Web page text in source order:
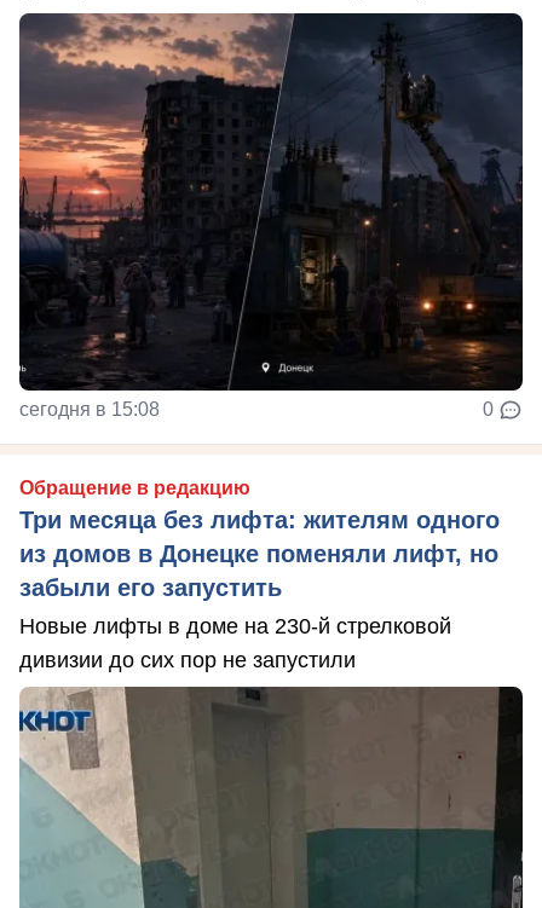
сегодня в 15:08 0
Обращение в редакцию
Три месяца без лифта: жителям одного
из домов в Донецке поменяли лифт, но
забыли его запустить
Новые лифты в доме на 230-й стрелковой
дивизии до сих пор не запустили